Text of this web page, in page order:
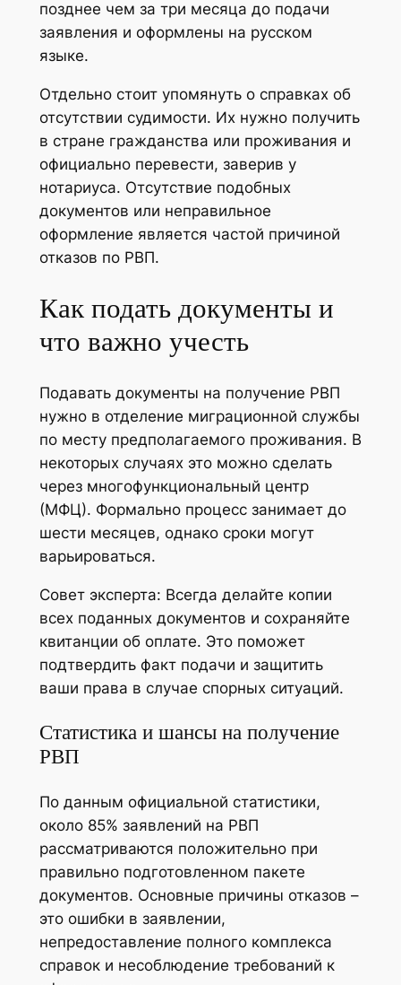
позднее чем за три месяца до подачи
заявления и оформлены на русском
языке.
Отдельно стоит упомянуть о справках об
отсутствии судимости. Их нужно получить
в стране гражданства или проживания и
официально перевести, заверив у
нотариуса. Отсутствие подобных
документов или неправильное
оформление является частой причиной
отказов по РВП.
Как подать документы и
что важно учесть
Подавать документы на получение РВП
нужно в отделение миграционной службы
по месту предполагаемого проживания. В
некоторых случаях это можно сделать
через многофункциональный центр
(МФЦ). Формально процесс занимает до
шести месяцев, однако сроки могут
варьироваться.
Совет эксперта: Всегда делайте копии
всех поданных документов и сохраняйте
квитанции об оплате. Это поможет
подтвердить факт подачи и защитить
ваши права в случае спорных ситуаций.
Статистика и шансы на получение
РВП
По данным официальной статистики,
около 85% заявлений на РВП
рассматриваются положительно при
правильно подготовленном пакете
документов. Основные причины отказов –
это ошибки в заявлении,
непредоставление полного комплекса
справок и несоблюдение требований к